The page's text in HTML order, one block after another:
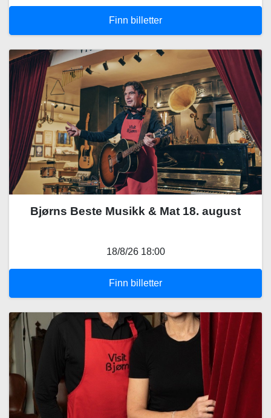
Finn billetter
Bjørns Beste Musikk & Mat 18. august
18/8/26 18:00
Finn billetter